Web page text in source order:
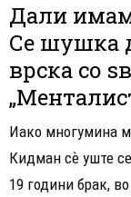
Дали
Се шушка
врска со
Иако многумина
Кидман сѐ уште
19 години брак,